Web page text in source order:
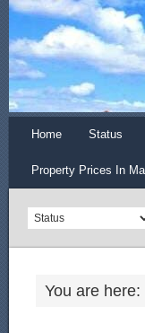
Home Status
Property Prices In
You are here: